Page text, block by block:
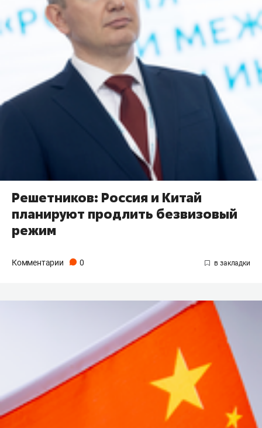
Решетников: Россия и Китай
планируют продлить безвизовый
режим
Комментарии 0